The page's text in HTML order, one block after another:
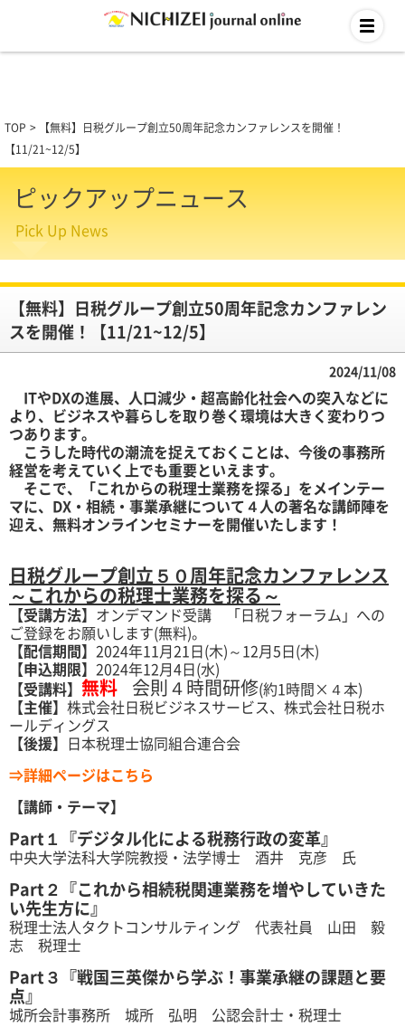
TOP
【無料】日税グループ創立50周年記念カンファレンスを開催！
【11/21~12/5】
ピックアップニュース
Pick Up News
【無料】日税グループ創立50周年記念カンファレン
スを開催！【11/21~12/5】
2024/11/08
ITやDXの進展、人口減少・超高齢化社会への突入などに
より、ビジネスや暮らしを取り巻く環境は大きく変わりつ
つあります。
こうした時代の潮流を捉えておくことは、今後の事務所
経営を考えていく上でも重要といえます。
そこで、「これからの税理士業務を探る」をメインテー
マに、DX・相続・事業承継について４人の著名な講師陣を
迎え、無料オンラインセミナーを開催いたします！
日税グループ創立５０周年記念カンファレンス
～これからの税理士業務を探る～
【受講方法】 オンデマンド受講 「日税フォーラム」への
ご登録をお願いします(無料)。
【配信期間】 2024年11月21日(木)～12月5日(木)
【申込期限】 2024年12月4日(水)
【受講料】 無料 会則４時間研修(約1時間×４本)
【主催】 株式会社日税ビジネスサービス、株式会社日税ホ
ールディングス
【後援】 日本税理士協同組合連合会
⇒詳細ページはこちら
【講師・テーマ】
Part１『デジタル化による税務行政の変革』
中央大学法科大学院教授・法学博士 酒井 克彦 氏
Part２『これから相続税関連業務を増やしていきた
い先生方に』
税理士法人タクトコンサルティング 代表社員 山田 毅
志 税理士
Part３『戦国三英傑から学ぶ！事業承継の課題と要
点』
城所会計事務所 城所 弘明 公認会計士・税理士